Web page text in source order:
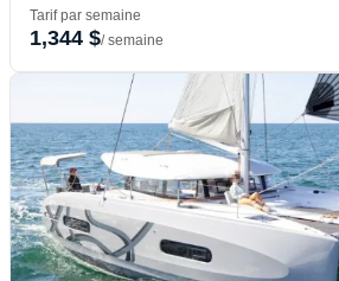
Tarif par semaine
1,344 $/ semaine